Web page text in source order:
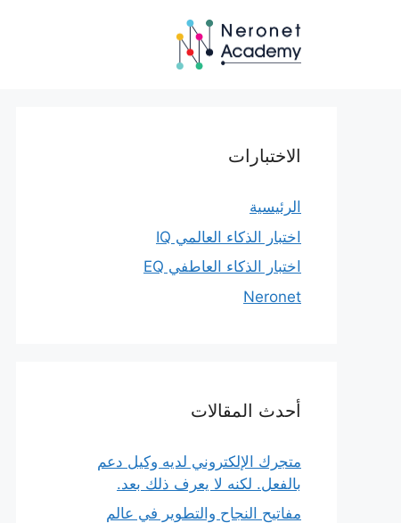
الاختبارات
الرئيسية
اختبار الذكاء العالمي IQ
اختبار الذكاء العاطفي EQ
Neronet
أحدث المقالات
متجرك الإلكتروني لديه وكيل دعم
بالفعل. لكنه لا يعرف ذلك بعد.
مفاتيح النجاح والتطوير في عالم